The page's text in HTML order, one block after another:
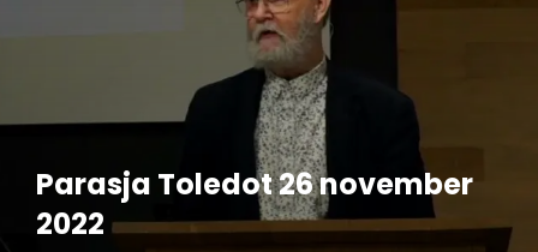
Parasja Toledot 26 november
2022